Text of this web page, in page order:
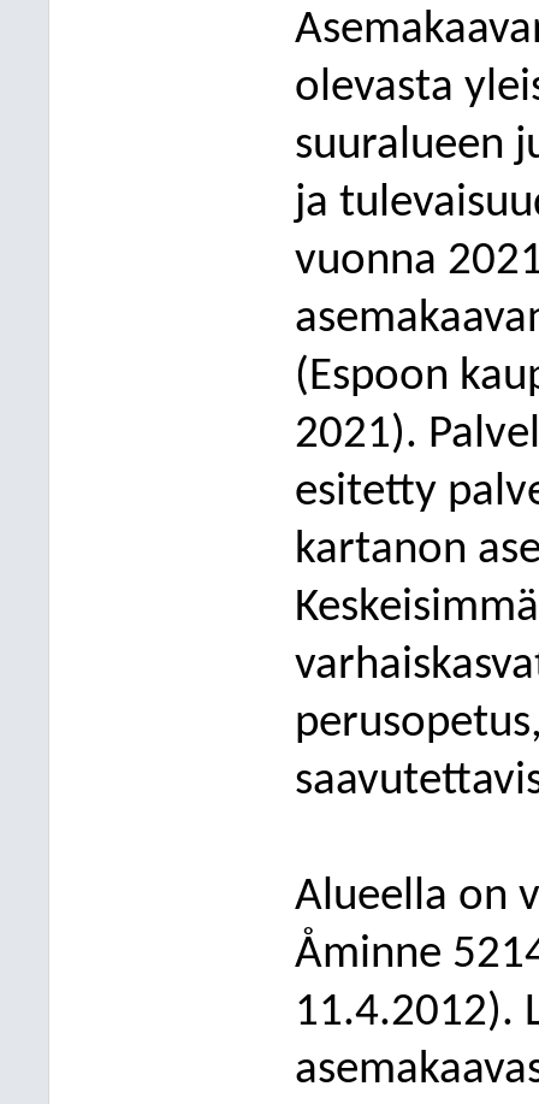
olevasta
suuralueen
ja
vuonna
(Espoon
2021).
esitetty
kartanon
Alueella on
Åminne
11.4.2012).